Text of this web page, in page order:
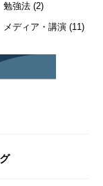
勉強法 (2)
メディア・講演 (11)